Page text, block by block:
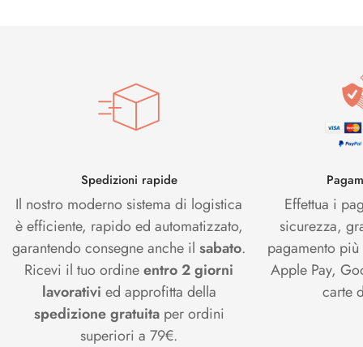
Spedizioni rapide
Il nostro moderno sistema di logistica
è efficiente, rapido ed automatizzato,
garantendo consegne anche ilsabato.
Ricevi il tuo ordineentro 2 giorni
lavorativi ed approfitta della
spedizione gratuita per ordini
superiori a 79€.
Effettua i
sicurezza,
pagamento
Apple Pay,
carte